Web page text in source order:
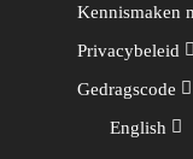
Kennismaken
Privacybeleid
Gedragscode
English